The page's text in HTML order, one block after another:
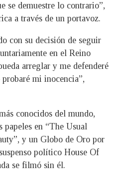
se demuestre lo contrario”,
a través de un portavoz.
con su decisión de seguir
en el Reino
arreglar y me defenderé
mi inocencia”,
conocidos del mundo,
papeles en “The Usual
y un Globo de Oro por
político House Of
se filmó sin él.